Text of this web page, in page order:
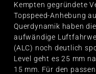
Kempten gegründete
Topspeed-Anhebung
Querdynamik haben
aufwändige
(ALC) noch deutlich
Level geht es 25 mm
15 mm. Für den